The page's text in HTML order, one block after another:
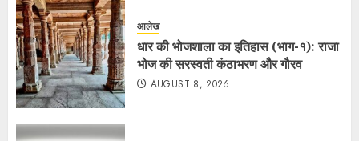
आलेख
धार की भोजशाला का इतिहास (भाग-१): राजा
भोज की सरस्वती कंठाभरण और गौरव
AUGUST 8, 2026